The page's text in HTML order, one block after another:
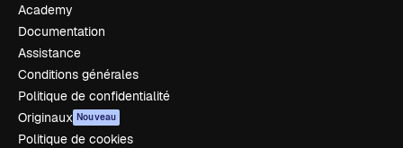
Academy
Documentation
Assistance
Conditions générales
Politique de confidentialité
Originaux Nouveau
Politique de cookies